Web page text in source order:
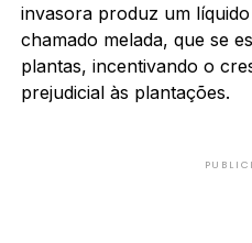
invasora produz um
chamado melada, que se
plantas, incentivando o
prejudicial às plantações.